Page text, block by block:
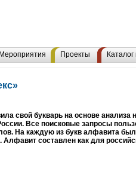
Мероприятия Проекты
свой букварь на основе
Все поисковые запросы
На каждую из букв алфавита
Алфавит составлен как для